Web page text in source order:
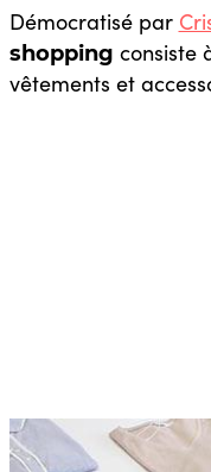
Démocratisé par
shopping consiste
vêtements et